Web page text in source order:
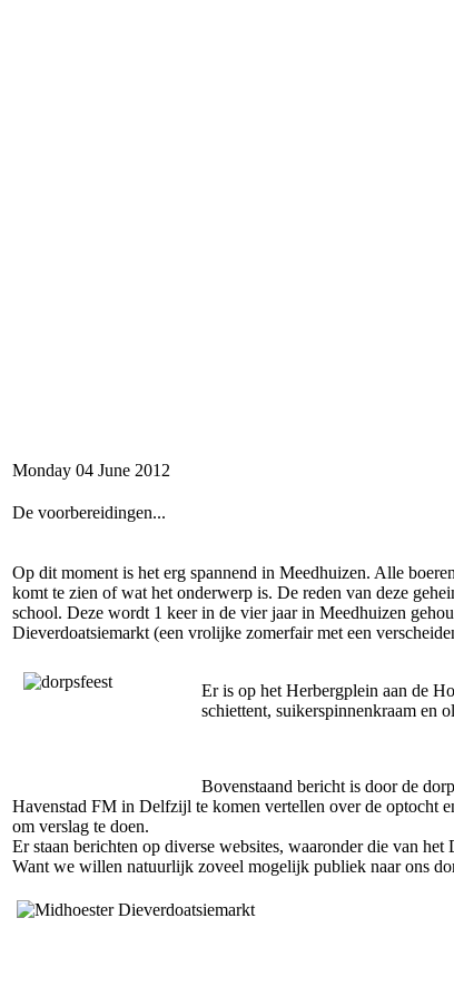
Monday 04 June 2012
De voorbereidingen...
Op dit moment is het erg spannend in Meedhuizen. Alle
komt te zien of wat het onderwerp is. De reden van deze
school. Deze wordt 1 keer in de vier jaar in Meedhuizen
Dieverdoatsiemarkt (een vrolijke zomerfair met een
Er is op het Herbergplein aan de
schiettent, suikerspinnenkraam en
Bovenstaand bericht is door de
Havenstad FM in Delfzijl te komen vertellen over de optocht
om verslag te doen.
Er staan berichten op diverse websites, waaronder die van
Want we willen natuurlijk zoveel mogelijk publiek naar ons